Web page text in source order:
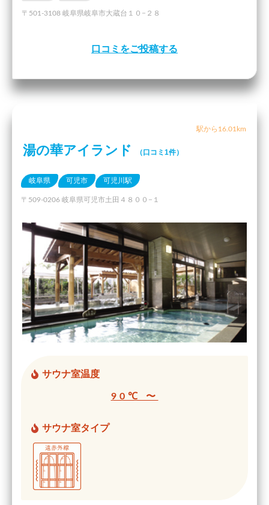
〒501-3108 岐阜県岐阜市大蔵台１０−２８
口コミをご投稿する
駅から16.01km
湯の華アイランド （口コミ1件）
岐阜県 可児市 可児川駅
〒509-0206 岐阜県可児市土田４８００−１
サウナ室温度
90℃ 〜
サウナ室タイプ